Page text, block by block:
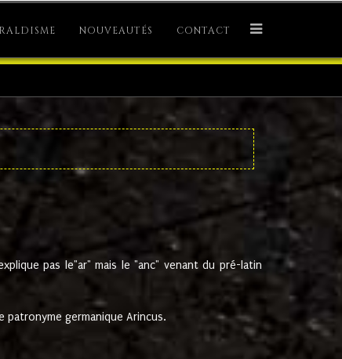
NOUVEAUTÉS CONTACT
pas le"ar" mais le "anc" venant du pré-latin
patronyme germanique Arincus.